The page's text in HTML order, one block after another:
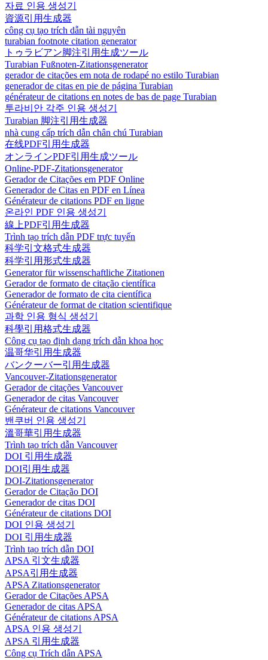
자료 인용 생성기
資源引用生成器
công cụ tạo trích dẫn tài nguyên
turabian footnote citation generator
トゥラビアン脚注引用生成ツール
Turabian Fußnoten-Zitationsgenerator
gerador de citações em nota de rodapé no estilo Turabian
generador de citas en pie de página Turabian
générateur de citations en notes de bas de page Turabian
투라비안 각주 인용 생성기
Turabian 脚注引用生成器
nhà cung cấp trích dẫn chân chú Turabian
在线PDF引用生成器
オンラインPDF引用生成ツール
Online-PDF-Zitationsgenerator
Gerador de Citações em PDF Online
Generador de Citas en PDF en Línea
Générateur de citations PDF en ligne
온라인 PDF 인용 생성기
線上PDF引用生成器
Trình tạo trích dẫn PDF trực tuyến
科学引文格式生成器
科学引用形式生成器
Generator für wissenschaftliche Zitationen
Gerador de formato de citação científica
Generador de formato de cita científica
Générateur de format de citation scientifique
과학 인용 형식 생성기
科學引用格式生成器
Công cụ tạo định dạng trích dẫn khoa học
温哥华引用生成器
バンクーバー引用生成器
Vancouver-Zitationsgenerator
Gerador de citações Vancouver
Generador de citas Vancouver
Générateur de citations Vancouver
밴쿠버 인용 생성기
溫哥華引用生成器
Trình tạo trích dẫn Vancouver
DOI 引用生成器
DOI引用生成器
DOI-Zitationsgenerator
Gerador de Citação DOI
Generador de citas DOI
Générateur de citations DOI
DOI 인용 생성기
DOI 引用生成器
Trình tạo trích dẫn DOI
APSA 引文生成器
APSA引用生成器
APSA Zitationsgenerator
Gerador de Citações APSA
Generador de citas APSA
Générateur de citations APSA
APSA 인용 생성기
APSA 引用生成器
Công cụ Trích dẫn APSA